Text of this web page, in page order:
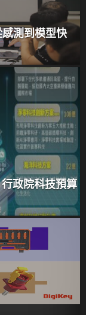
測到模型快
政院科技預算